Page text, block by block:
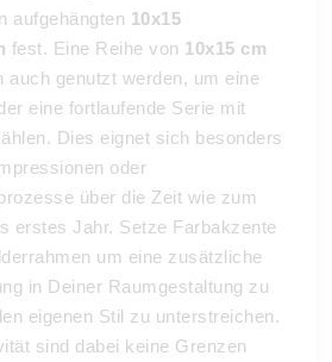
aufgehängten 10x15
fest. Eine Reihe von 10x15 cm
auch genutzt werden, um eine
eine fortlaufende Serie mit
Dies eignet sich besonders
oder
über die Zeit wie zum
erstes Jahr. Setze Farbakzente
um eine zusätzliche
in Deiner Raumgestaltung zu
eigenen Stil zu unterstreichen.
sind dabei keine Grenzen